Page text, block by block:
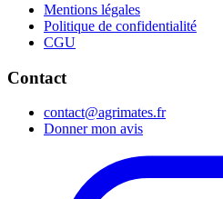
Mentions légales
Politique de confidentialité
CGU
Contact
contact@agrimates.fr
Donner mon avis